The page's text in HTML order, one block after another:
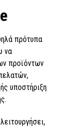
πρότυπα
να
προϊόντων
υποστήριξη